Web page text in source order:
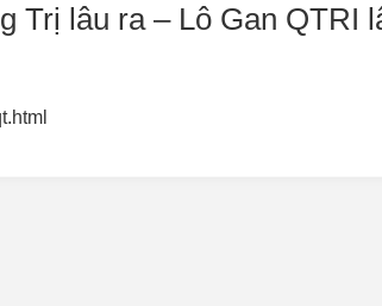
Trị lâu ra – Lô Gan QTRI